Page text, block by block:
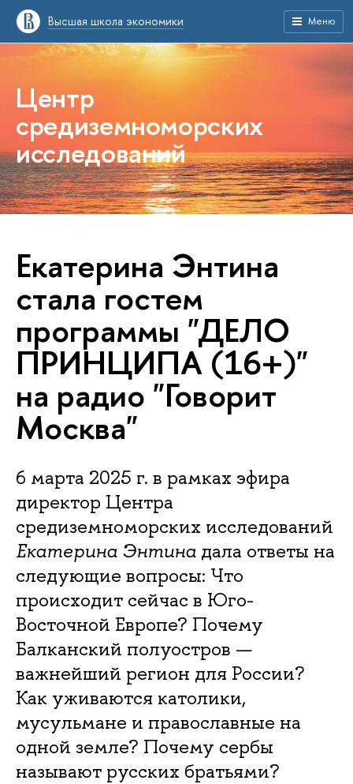
Высшая школа экономики Меню
Центр
средиземноморских
исследований
Екатерина Энтина
стала гостем
программы "ДЕЛО
ПРИНЦИПА (16+)"
на радио "Говорит
Москва"
6 марта 2025 г. в рамках эфира
директор Центра
средиземноморских исследований
Екатерина Энтина дала ответы на
следующие вопросы: Что
происходит сейчас в Юго-
Восточной Европе? Почему
Балканский полуостров —
важнейший регион для России?
Как уживаются католики,
мусульмане и православные на
одной земле? Почему сербы
называют русских братьями?